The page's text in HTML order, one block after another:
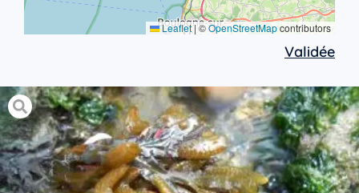
Leaflet |©OpenStreetMapcontributors
Validée